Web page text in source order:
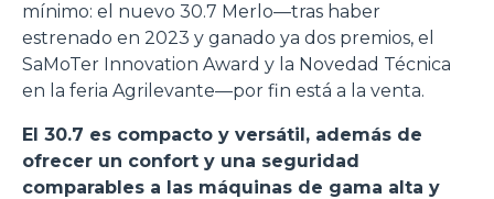
mínimo: el nuevo 30.7 Merlo—tras haber
estrenado en 2023 y ganado ya dos premios, el
SaMoTer Innovation Award y la Novedad Técnica
en la feria Agrilevante—por fin está a la venta.
El 30.7 es compacto y versátil, además de
ofrecer un confort y una seguridad
comparables a las máquinas de gama alta y